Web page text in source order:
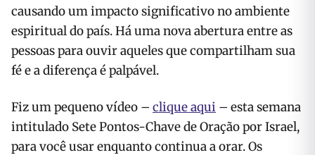
causando um impacto significativo no ambiente
espiritual do país. Há uma nova abertura entre as
pessoas para ouvir aqueles que compartilham sua
fé e a diferença é palpável.
Fiz um pequeno vídeo – clique aqui – esta semana
intitulado Sete Pontos-Chave de Oração por Israel,
para você usar enquanto continua a orar. Os